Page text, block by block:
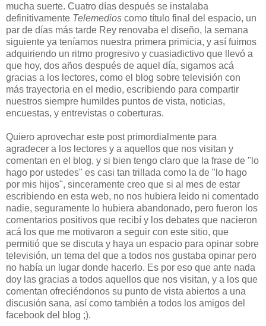
mucha suerte. Cuatro días después se instalaba
definitivamente Telemedios como título final del espacio, un
par de días más tarde Rey renovaba el diseño, la semana
siguiente ya teníamos nuestra primera primicia, y así fuimos
adquiriendo un ritmo progresivo y cuasiadictivo que llevó a
que hoy, dos años después de aquel día, sigamos acá
gracias a los lectores, como el blog sobre televisión con
más trayectoria en el medio, escribiendo para compartir
nuestros siempre humildes puntos de vista, noticias,
encuestas, y entrevistas o coberturas.
Quiero aprovechar este post primordialmente para
agradecer a los lectores y a aquellos que nos visitan y
comentan en el blog, y si bien tengo claro que la frase de "lo
hago por ustedes" es casi tan trillada como la de "lo hago
por mis hijos", sinceramente creo que si al mes de estar
escribiendo en esta web, no nos hubiera leido ni comentado
nadie, seguramente lo hubiera abandonado, pero fueron los
comentarios positivos que recibí y los debates que nacieron
acá los que me motivaron a seguir con este sitio, que
permitió que se discuta y haya un espacio para opinar sobre
televisión, un tema del que a todos nos gustaba opinar pero
no había un lugar donde hacerlo. Es por eso que ante nada
doy las gracias a todos aquellos que nos visitan, y a los que
comentan ofreciéndonos su punto de vista abiertos a una
discusión sana, así como también a todos los amigos del
facebook del blog ;).